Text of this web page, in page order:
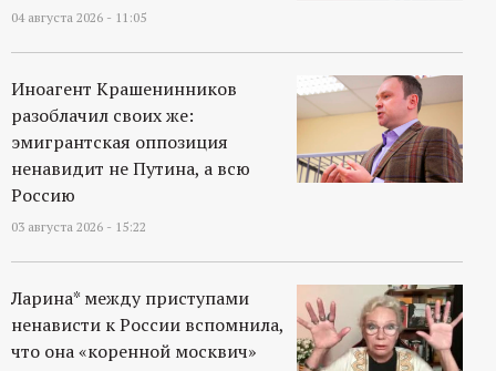
04 августа 2026 - 11:05
Иноагент Крашенинников
разоблачил своих же:
эмигрантская оппозиция
ненавидит не Путина, а всю
Россию
03 августа 2026 - 15:22
Ларина* между приступами
ненависти к России вспомнила,
что она «коренной москвич»